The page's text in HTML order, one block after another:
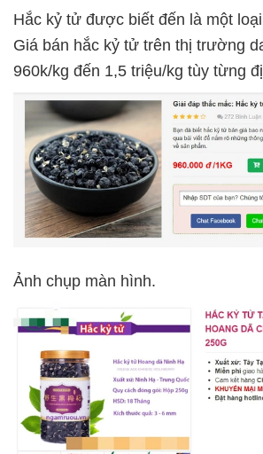
Hắc kỷ tử được biết đến là một
Giá bán hắc kỷ tử trên thị trường
960k/kg đến 1,5 triệu/kg tùy từng
Ảnh chụp màn hình.